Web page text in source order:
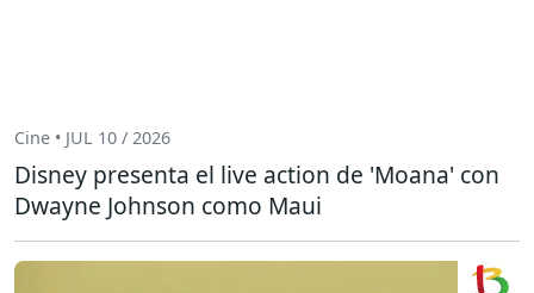
Cine • JUL 10 / 2026
Disney presenta el live action de 'Moana' con
Dwayne Johnson como Maui